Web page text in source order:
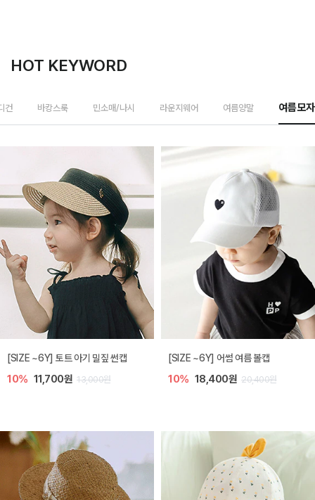
HOT KEYWORD
가디건 바캉스룩 민소매/나시 라운지웨어 여름양말 여
아레 니트 아기 가디건
5% 39,900원 42,000원
노리 니트 아기 가디건
10% 35,100원 39,000원